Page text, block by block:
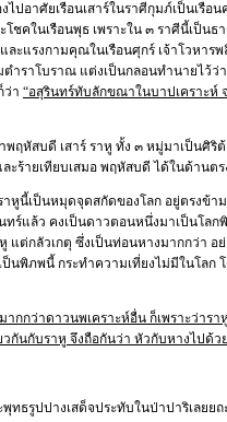
ไปอาศัยเรือนเสาร์ในราศีกุมภ์เป็นเรือ
ชคในเรือนพุธ เพราะใน ๓ ราศีนี้เป็น
และแรงกามคุณในเรือนศุกร์ เจ้าโวหา
ำราโบราณ แต่งเป็นกลอนทำนายไว้ว่า
ว่า “อสุรินทร์ทับลักขณาในบาปเคราะห์
พฤหัสบดี เสาร์ ราหู ทั้ง ๓ หมู่มาเป็นศิ
ละร้ายเทียบเสมอ พฤหัสบดี ได้ในด้านต
หูนี้เป็นหมุดจุดสกัดของโลก อยู่ตรงข้
ทร์แล้ว คงเป็นดาวตอนหนึ่งมาเป็นโล
แต่กลัวเกตุ ซึ่งเป็นท่อนหางมากกว่า
นพิภพนี้ กระทำความเที่ยงไม่มีในโล
กกว่าดาวนพเคราะห์อื่น ก็เพราะว่าร
วกันกับราหู จึงถือกันว่า หัวกับหางไปด้ว
ทธรูปปางเสด็จประทับในป่าปาริเลยย